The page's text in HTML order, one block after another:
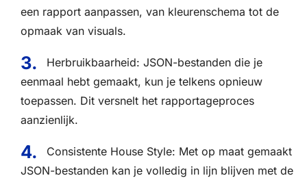
een rapport aanpassen, van kleurenschema tot de
opmaak van visuals.
Herbruikbaarheid: JSON-bestanden die je
eenmaal hebt gemaakt, kun je telkens opnieuw
toepassen. Dit versnelt het rapportageproces
aanzienlijk.
Consistente House Style: Met op maat gemaakt
JSON-bestanden kan je volledig in lijn blijven met de